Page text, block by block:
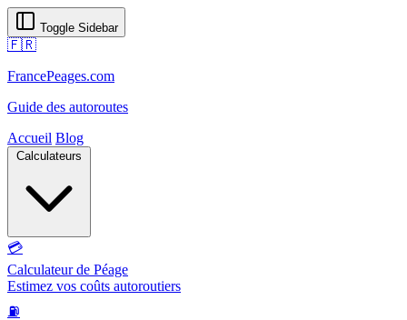
Toggle Sidebar
🇫🇷
FrancePeages.com
Guide des autoroutes
Accueil Blog
Calculateurs
💳
Calculateur de Péage
Estimez vos coûts autoroutiers
⛽